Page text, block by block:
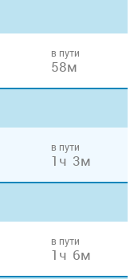
в пути
58м
в пути
1ч 3м
в пути
1ч 6м